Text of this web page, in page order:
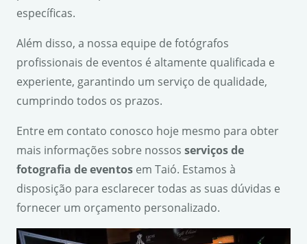
específicas.
Além disso, a nossa equipe de fotógrafos
profissionais de eventos é altamente qualificada e
experiente, garantindo um serviço de qualidade,
cumprindo todos os prazos.
Entre em contato conosco hoje mesmo para obter
mais informações sobre nossos serviços de
fotografia de eventos em Taió. Estamos à
disposição para esclarecer todas as suas dúvidas e
fornecer um orçamento personalizado.